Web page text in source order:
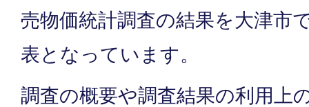
売物価統計調査の結果を大津市
表となっています。
調査の概要や調査結果の利用上